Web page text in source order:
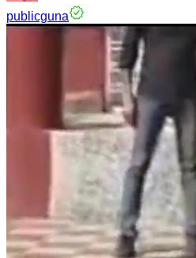
publicguna